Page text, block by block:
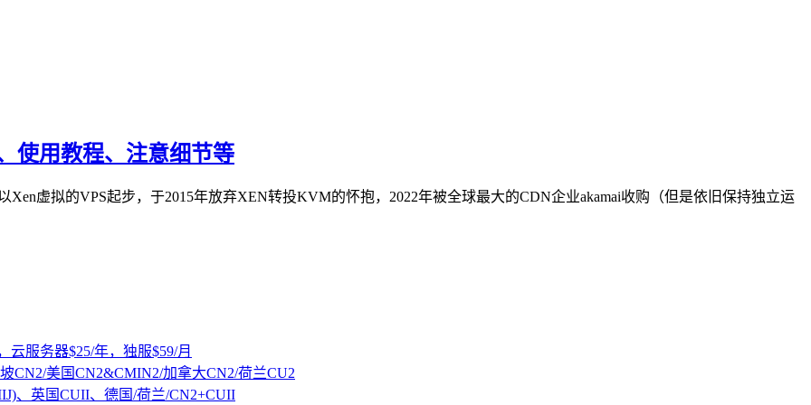
使用教程、注意细节等
Xen虚拟的VPS起步，于2015年放弃XEN转投KVM的怀抱，2022年被全球最大的CDN企业akamai收购（但是依旧保持独立运
服务器$25/年，独服$59/月
CN2/美国CN2&CMIN2/加拿大CN2/荷兰CU2
、英国CUII、德国/荷兰/CN2+CUII